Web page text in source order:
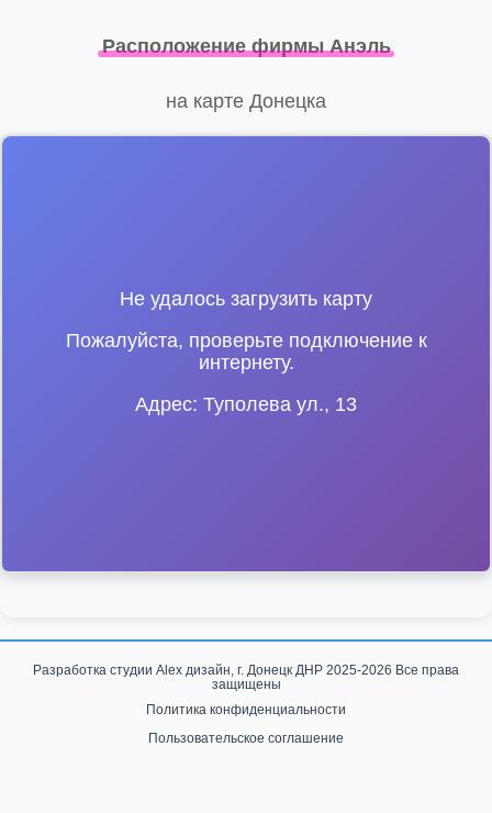
Расположение фирмы Анэль
на карте Донецка
Не удалось загрузить карту
Пожалуйста, проверьте подключение к
интернету.
Адрес: Туполева ул., 13
Разработка студии Alex дизайн, г. Донецк ДНР 2025-2026 Все права
защищены
Политика конфиденциальности
Пользовательское соглашение